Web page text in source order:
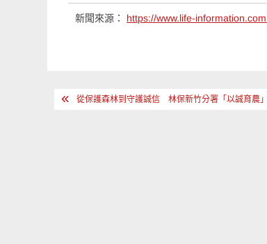
新聞來源： https://www.life-
文 從保護森林到守護誠信 林保新竹分署「以誠育農